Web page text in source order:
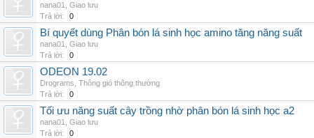
nana01
Giao lưu
Trả lời:
0
Bí quyết dùng Phân bón lá sinh học amino tăng năng suất
nana01
Giao lưu
Trả lời:
0
ODEON 19.02
Drograms Thông gió thông thường
Trả lời:
0
Tối ưu năng suất cây trồng nhờ phân bón lá sinh học a2
nana01
Giao lưu
Trả lời:
0